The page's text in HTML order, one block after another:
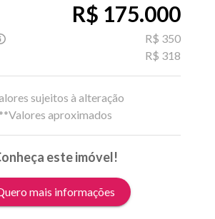
R$ 175.000
R$ 350
R$ 318
sujeitos à alteração
**Valores aproximados
este imóvel!
mais informações